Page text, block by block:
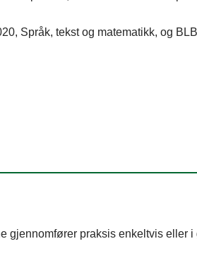
Språk, tekst og matematikk, og
gjennomfører praksis enkeltvis eller